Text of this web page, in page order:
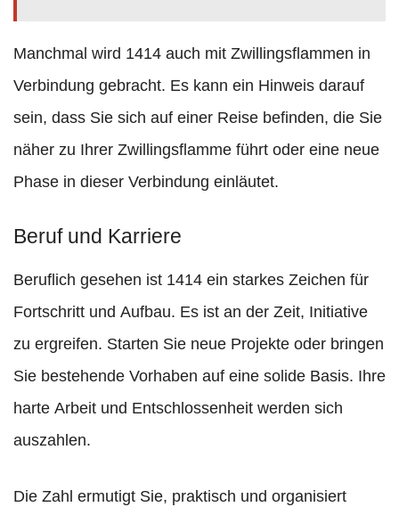
Manchmal wird 1414 auch mit Zwillingsflammen in
Verbindung gebracht. Es kann ein Hinweis darauf
sein, dass Sie sich auf einer Reise befinden, die Sie
näher zu Ihrer Zwillingsflamme führt oder eine neue
Phase in dieser Verbindung einläutet.
Beruf und Karriere
Beruflich gesehen ist 1414 ein starkes Zeichen für
Fortschritt und Aufbau. Es ist an der Zeit, Initiative
zu ergreifen. Starten Sie neue Projekte oder bringen
Sie bestehende Vorhaben auf eine solide Basis. Ihre
harte Arbeit und Entschlossenheit werden sich
auszahlen.
Die Zahl ermutigt Sie, praktisch und organisiert